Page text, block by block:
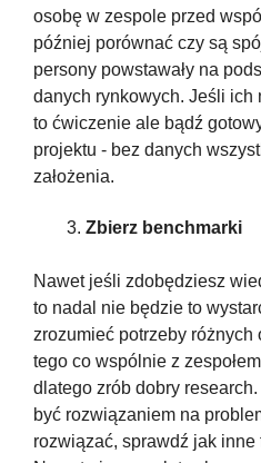
osobę w zespole przed
później porównać czy są
persony powstawały na
danych rynkowych. Jeśli ich
to ćwiczenie ale bądź
projektu - bez danych
założenia.
Zbierz benchmarki
Nawet jeśli zdobędziesz
to nadal nie będzie to
zrozumieć potrzeby różnych
tego co wspólnie z
dlatego zrób dobry
być rozwiązaniem na
rozwiązać, sprawdź jak inne